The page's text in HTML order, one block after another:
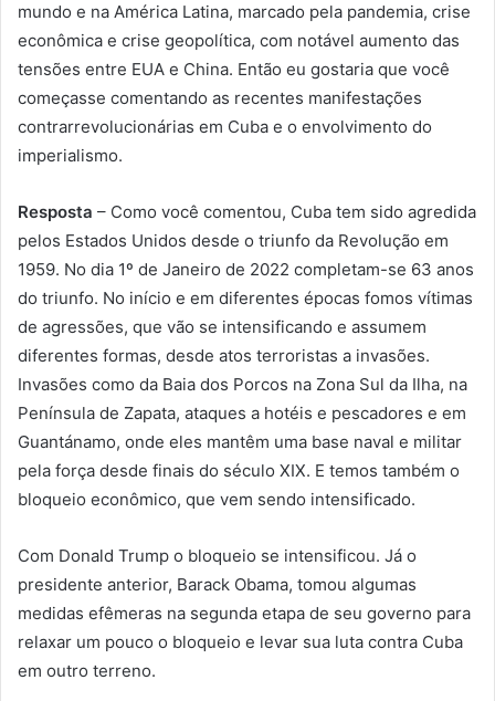
mundo e na América Latina, marcado pela pandemia, crise
econômica e crise geopolítica, com notável aumento das
tensões entre EUA e China. Então eu gostaria que você
começasse comentando as recentes manifestações
contrarrevolucionárias em Cuba e o envolvimento do
imperialismo.
Resposta – Como você comentou, Cuba tem sido agredida
pelos Estados Unidos desde o triunfo da Revolução em
1959. No dia 1º de Janeiro de 2022 completam-se 63 anos
do triunfo. No início e em diferentes épocas fomos vítimas
de agressões, que vão se intensificando e assumem
diferentes formas, desde atos terroristas a invasões.
Invasões como da Baia dos Porcos na Zona Sul da Ilha, na
Península de Zapata, ataques a hotéis e pescadores e em
Guantánamo, onde eles mantêm uma base naval e militar
pela força desde finais do século XIX. E temos também o
bloqueio econômico, que vem sendo intensificado.
Com Donald Trump o bloqueio se intensificou. Já o
presidente anterior, Barack Obama, tomou algumas
medidas efêmeras na segunda etapa de seu governo para
relaxar um pouco o bloqueio e levar sua luta contra Cuba
em outro terreno.